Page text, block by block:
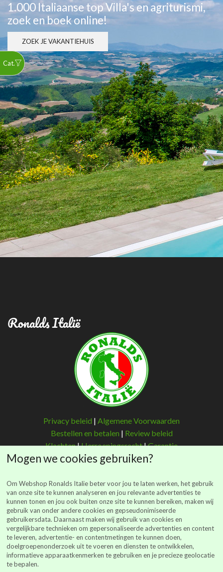
1.000 Italiaanse top Villa's en agriturismi,
zoek en boek online!
ZOEK JE VAKANTIEHUIS
Ronalds Italië
Privacy beleid | Algemene Voorwaarden
Bestellen en betalen | Review beleid
Klachten|Herroepingsrecht|Garantie
Ronalds Italië
(Ronalds Italië Delicatessen B.V.)
Walderstraat 26
7241 BJ Lochem
webshop@ronalds-italie.nl
Mogen we cookies gebruiken?
Om Webshop Ronalds Italie beter voor jou te laten werken, het gebruik
van onze site te kunnen analyseren en jou relevante advertenties te
kunnen tonen en jou ook buiten onze site te kunnen bereiken, maken wij
gebruik van onder andere cookies en gepseudonimiseerde
gebruikersdata. Daarnaast maken wij gebruik van cookies en
vergelijkbare technieken om gepersonaliseerde advertenties en content
te leveren, advertentie- en contentmetingen te kunnen doen,
doelgroepenonderzoek uit te voeren en diensten te ontwikkelen,
informatieve apparaatkenmerken te gebruiken en je precieze geolocatie
te bepalen.